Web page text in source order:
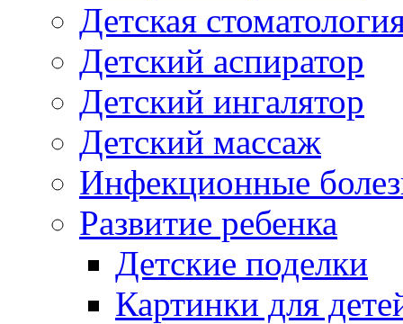
Детская
Детский аспиратор
Детский ингалятор
Детский массаж
Инфекционные
Развитие ребенка
Детские поделки
Картинки для